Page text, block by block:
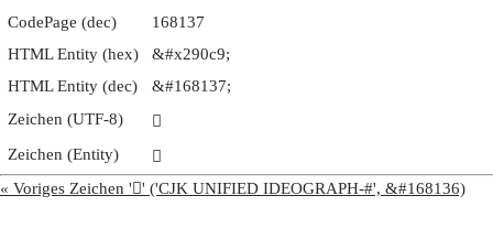
CodePage (dec)
168137
HTML Entity (hex)
&#x290c9;
HTML Entity (dec)
&#168137;
Zeichen (UTF-8)
𩃉
Zeichen (Entity)
𩃉
« Voriges Zeichen '𩃈' ('CJK UNIFIED IDEOGRAPH-#', &#168136)